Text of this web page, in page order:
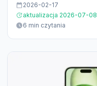
2026-02-17
aktualizacja 2026-07-08
6 min czytania